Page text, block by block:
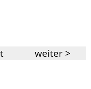
weiter >